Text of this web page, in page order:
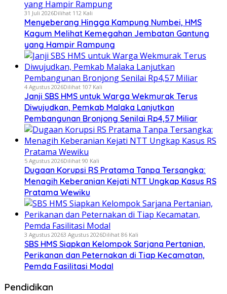
31 Juli 2026Dilihat 112 Kali
Menyeberang Hingga Kampung Numbei, HMS
Kagum Melihat Kemegahan Jembatan Gantung
yang Hampir Rampung
4 Agustus 2026Dilihat 107 Kali
Janji SBS HMS untuk Warga Wekmurak Terus
Diwujudkan, Pemkab Malaka Lanjutkan
Pembangunan Bronjong Senilai Rp4,57 Miliar
5 Agustus 2026Dilihat 90 Kali
Dugaan Korupsi RS Pratama Tanpa Tersangka:
Menagih Keberanian Kejati NTT Ungkap Kasus RS
Pratama Wewiku
3 Agustus 20263 Agustus 2026Dilihat 86 Kali
SBS HMS Siapkan Kelompok Sarjana Pertanian,
Perikanan dan Peternakan di Tiap Kecamatan,
Pemda Fasilitasi Modal
Pendidikan